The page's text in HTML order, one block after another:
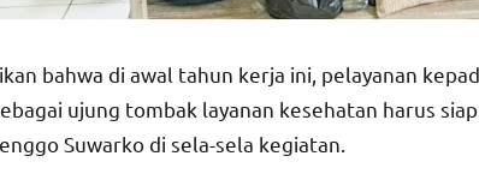
bahwa di awal tahun kerja ini, pelayanan
ujung tombak layanan kesehatan harus
Suwarko di sela-sela kegiatan.